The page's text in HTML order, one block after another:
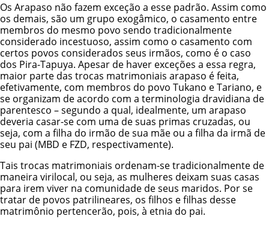
Os Arapaso não fazem exceção a esse padrão. Assim como
os demais, são um grupo exogâmico, o casamento entre
membros do mesmo povo sendo tradicionalmente
considerado incestuoso, assim como o casamento com
certos povos considerados seus irmãos, como é o caso
dos Pira-Tapuya. Apesar de haver exceções a essa regra,
maior parte das trocas matrimoniais arapaso é feita,
efetivamente, com membros do povo Tukano e Tariano, e
se organizam de acordo com a terminologia dravidiana de
parentesco – segundo a qual, idealmente, um arapaso
deveria casar-se com uma de suas primas cruzadas, ou
seja, com a filha do irmão de sua mãe ou a filha da irmã de
seu pai (MBD e FZD, respectivamente).
Tais trocas matrimoniais ordenam-se tradicionalmente de
maneira virilocal, ou seja, as mulheres deixam suas casas
para irem viver na comunidade de seus maridos. Por se
tratar de povos patrilineares, os filhos e filhas desse
matrimônio pertencerão, pois, à etnia do pai.